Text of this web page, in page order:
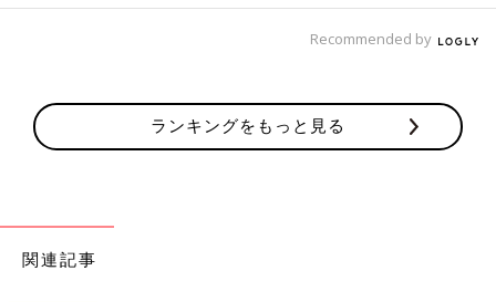
Recommended by
ランキングをもっと見る
関連記事